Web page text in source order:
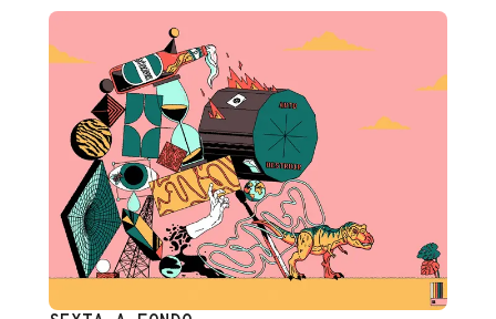
más alto en ese podio de [...]